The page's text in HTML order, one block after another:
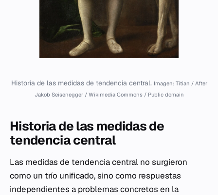
Historia de las medidas de tendencia central. Imagen: Titian / After
Jakob Seisenegger / Wikimedia Commons / Public domain
Historia de las medidas de
tendencia central
Las medidas de tendencia central no surgieron
como un trío unificado, sino como respuestas
independientes a problemas concretos en la